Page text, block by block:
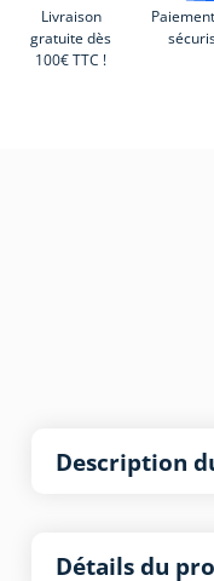
Livraison
gratuite dès
100€ TTC !
Description
Détails du